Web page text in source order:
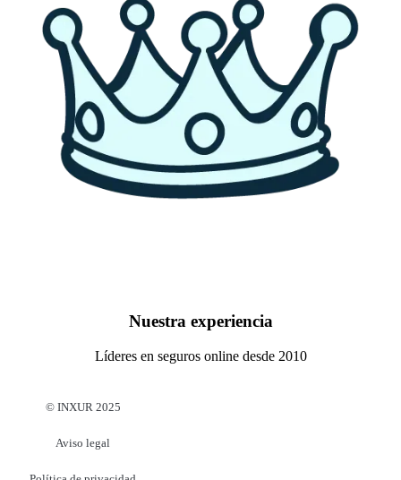
Nuestra experiencia
Líderes en seguros online desde 2010
© INXUR 2025
Aviso legal